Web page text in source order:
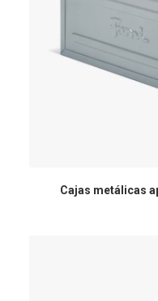
Cajas metálicas